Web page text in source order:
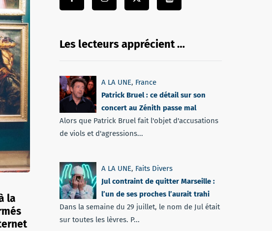
la
Les lecteurs apprécient …
A LA UNE, France
Patrick Bruel : ce détail sur son
concert au Zénith passe mal
Alors que Patrick Bruel fait l'objet d'accusations
de viols et d'agressions...
A LA UNE, Faits Divers
Jul contraint de quitter Marseille :
l’un de ses proches l’aurait trahi
Dans la semaine du 29 juillet, le nom de Jul était
sur toutes les lèvres. P...